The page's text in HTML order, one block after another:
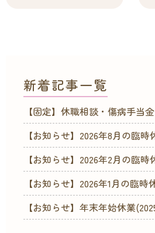
新着記事一覧
【固定】休職相談・傷病手当
【お知らせ】2026年8月の臨
【お知らせ】2026年2月の臨
【お知らせ】2026年1月の臨
【お知らせ】年末年始休業